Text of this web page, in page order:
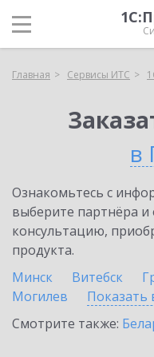
Главная Сервисы ИТС
в
Ознакомьтесь с
выберите партнёра и
консультацию,
продукта.
Минск
Витебск
Могилев
Показать
Смотрите также: